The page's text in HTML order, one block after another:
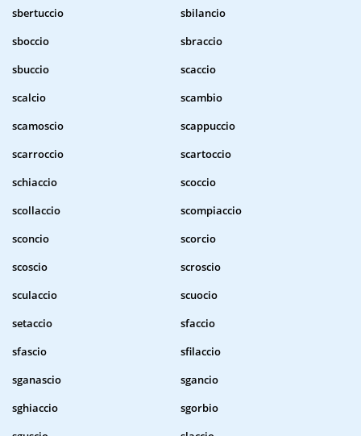
sbertuccio
sbilancio
sboccio
sbraccio
sbuccio
scaccio
scalcio
scambio
scamoscio
scappuccio
scarroccio
scartoccio
schiaccio
scoccio
scollaccio
scompiaccio
sconcio
scorcio
scoscio
scroscio
sculaccio
scuocio
setaccio
sfaccio
sfascio
sfilaccio
sganascio
sgancio
sghiaccio
sgorbio